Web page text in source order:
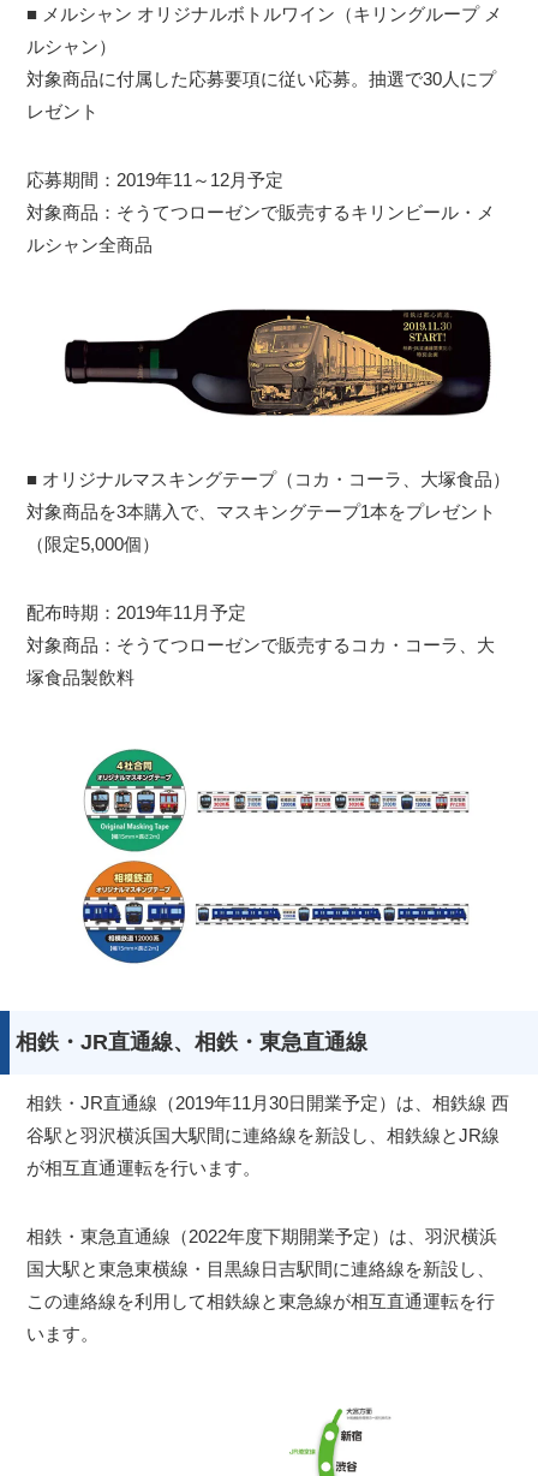
■ メルシャン オリジナルボトルワイン（キリングループ メ
ルシャン）
対象商品に付属した応募要項に従い応募。抽選で30人にプ
レゼント
応募期間：2019年11～12月予定
対象商品：そうてつローゼンで販売するキリンビール・メ
ルシャン全商品
■ オリジナルマスキングテープ（コカ・コーラ、大塚食品）
対象商品を3本購入で、マスキングテープ1本をプレゼント
（限定5,000個）
配布時期：2019年11月予定
対象商品：そうてつローゼンで販売するコカ・コーラ、大
塚食品製飲料
相鉄・JR直通線、相鉄・東急直通線
相鉄・JR直通線（2019年11月30日開業予定）は、相鉄線 西
谷駅と羽沢横浜国大駅間に連絡線を新設し、相鉄線とJR線
が相互直通運転を行います。
相鉄・東急直通線（2022年度下期開業予定）は、羽沢横浜
国大駅と東急東横線・目黒線日吉駅間に連絡線を新設し、
この連絡線を利用して相鉄線と東急線が相互直通運転を行
います。